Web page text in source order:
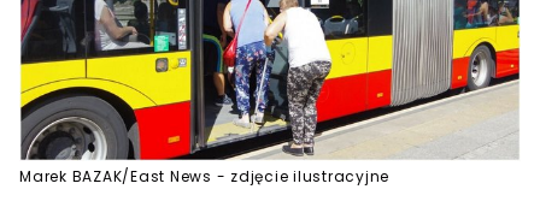
Marek BAZAK/East News - zdjęcie ilustracyjne